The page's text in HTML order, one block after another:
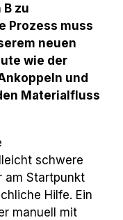
zu
Prozess muss
neuen
wie der
und
Materialfluss
schwere
am Startpunkt
Hilfe. Ein
manuell mit